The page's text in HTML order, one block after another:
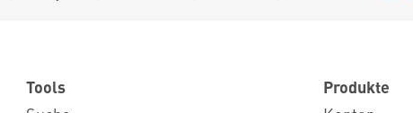
Tools
Produkte